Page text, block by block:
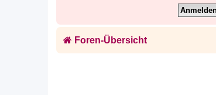
Foren-Übersicht